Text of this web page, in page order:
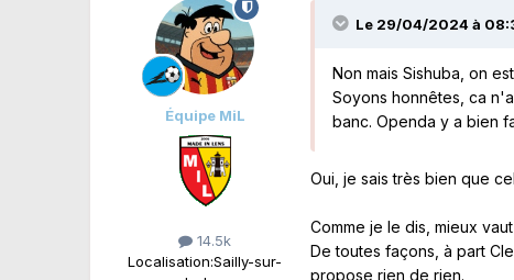
Équipe MiL
14.5k
Localisation:Sailly-sur-
Le 29/04/2024 à
Non mais Sishuba, on
Soyons honnêtes, ca
banc. Openda y a bien
Oui, je sais très bien que
Comme je le dis, mieux
De toutes façons, à part
propose rien de rien.